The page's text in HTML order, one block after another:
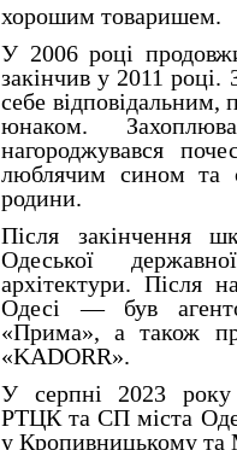
хорошим товаришем.
У 2006 році
закінчив у 2011 році.
себе
юнаком.
нагороджувався
люблячим сином та
родини.
Після закінчення
Одеської
архітектури. Після
Одесі — був
«Прима», а також
«KADORR».
У серпні 2023
РТЦК та СП міста
у Кропивницькому та